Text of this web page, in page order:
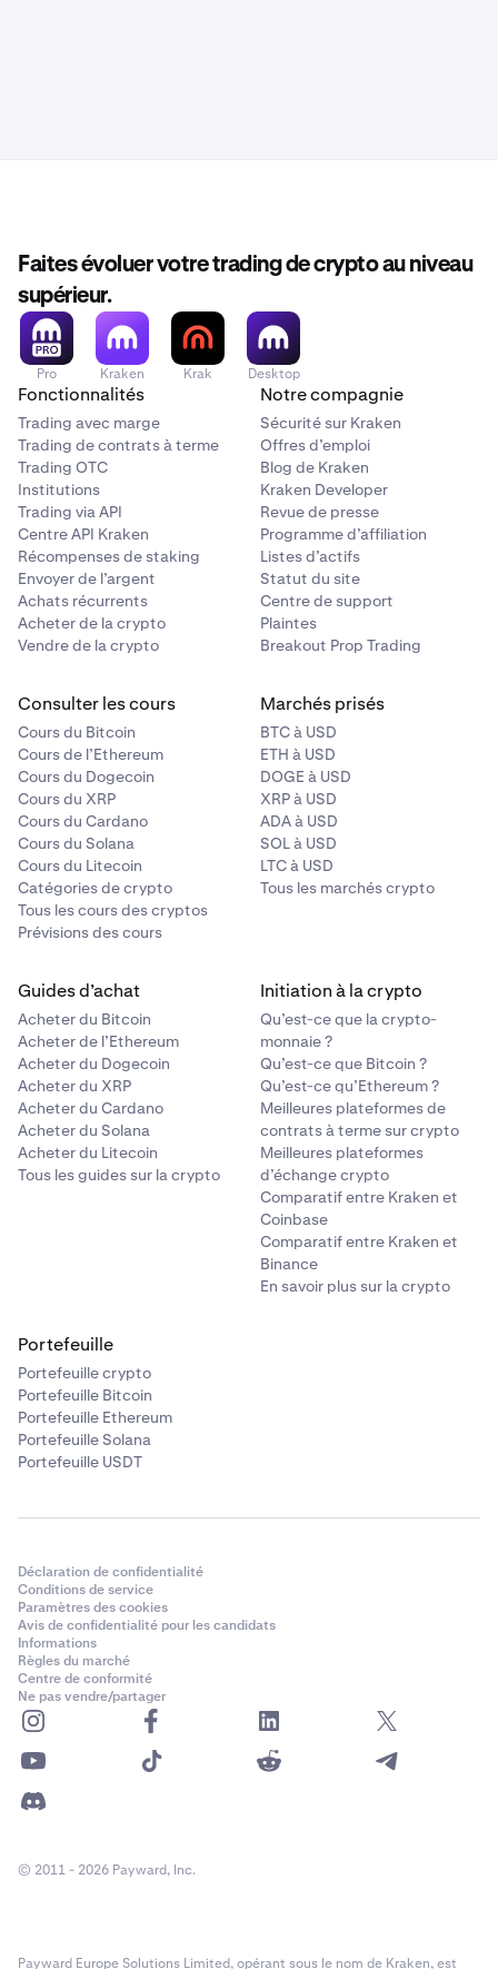
Faites évoluer votre trading de crypto au niveau
supérieur.
Pro Kraken Krak Desktop
Fonctionnalités
Trading avec marge
Trading de contrats à terme
Trading OTC
Institutions
Trading via API
Centre API Kraken
Récompenses de staking
Envoyer de l’argent
Achats récurrents
Acheter de la crypto
Vendre de la crypto
Notre compagnie
Sécurité sur Kraken
Offres d’emploi
Blog de Kraken
Kraken Developer
Revue de presse
Programme d’affiliation
Listes d’actifs
Statut du site
Centre de support
Plaintes
Breakout Prop Trading
Consulter les cours
Cours du Bitcoin
Cours de l’Ethereum
Cours du Dogecoin
Cours du XRP
Cours du Cardano
Cours du Solana
Cours du Litecoin
Catégories de crypto
Tous les cours des cryptos
Prévisions des cours
Marchés prisés
BTC à USD
ETH à USD
DOGE à USD
XRP à USD
ADA à USD
SOL à USD
LTC à USD
Tous les marchés crypto
Guides d’achat
Acheter du Bitcoin
Acheter de l’Ethereum
Acheter du Dogecoin
Acheter du XRP
Acheter du Cardano
Acheter du Solana
Acheter du Litecoin
Tous les guides sur la crypto
Initiation à la crypto
Qu’est-ce que la crypto-
monnaie ?
Qu’est-ce que Bitcoin ?
Qu’est-ce qu’Ethereum ?
Meilleures plateformes de
contrats à terme sur crypto
Meilleures plateformes
d’échange crypto
Comparatif entre Kraken et
Coinbase
Comparatif entre Kraken et
Binance
En savoir plus sur la crypto
Portefeuille
Portefeuille crypto
Portefeuille Bitcoin
Portefeuille Ethereum
Portefeuille Solana
Portefeuille USDT
Déclaration de confidentialité
Conditions de service
Paramètres des cookies
Avis de confidentialité pour les candidats
Informations
Règles du marché
Centre de conformité
Ne pas vendre/partager
© 2011 - 2026 Payward, Inc.
Payward Europe Solutions Limited, opérant sous le nom de Kraken, est